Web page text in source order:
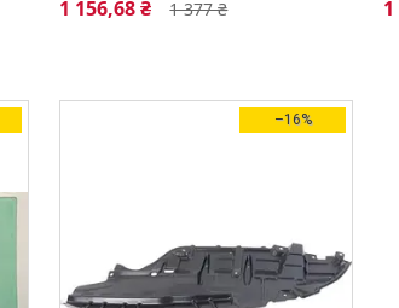
1 377 ₴
1 156,68 ₴
–16%